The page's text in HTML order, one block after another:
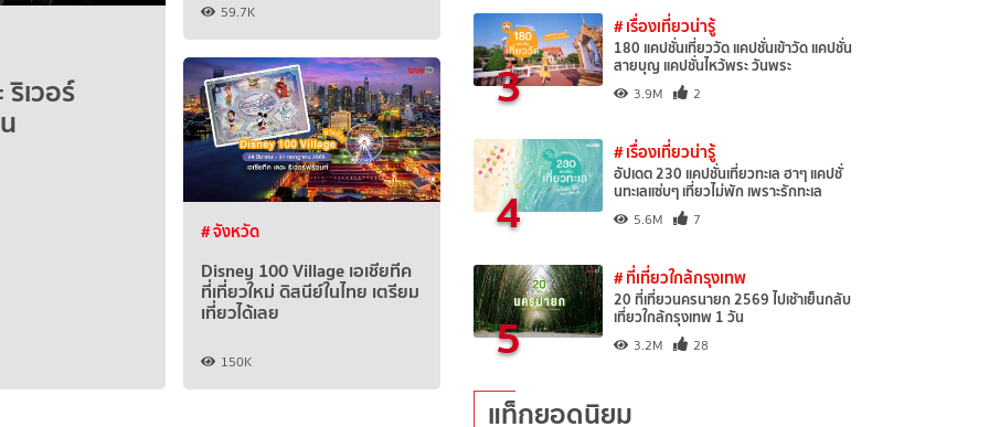
เวอร์
59.7K
# จังหวัด
Disney 100 Village เอเชียทีค
ที่เที่ยวใหม่ ดิสนีย์ในไทย เตรียม
เที่ยวได้เลย
150K
3
# เรื่องเที่ยวน่ารู้
180 แคปชั่นเที่ยววัด แคปชั่นเข้าวัด แคปชั่น
สายบุญ แคปชั่นไหว้พระ วันพระ
3.9M 2
4
# เรื่องเที่ยวน่ารู้
อัปเดต 230 แคปชั่นเที่ยวทะเล ฮาๆ แคปชั่
นทะเลแซ่บๆ เที่ยวไม่พัก เพราะรักทะเล
5.6M 7
5
# ที่เที่ยวใกล้กรุงเทพ
20 ที่เที่ยวนครนายก 2569 ไปเช้าเย็นกลับ
เที่ยวใกล้กรุงเทพ 1 วัน
3.2M 28
แท็กยอดนิยม